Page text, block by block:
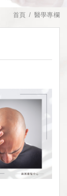
首頁 醫學專欄